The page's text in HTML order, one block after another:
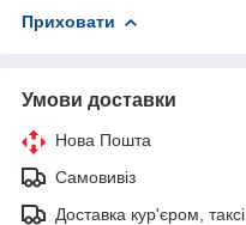
Приховати
Умови доставки
Нова Пошта
Самовивіз
Доставка кур'єром, таксі